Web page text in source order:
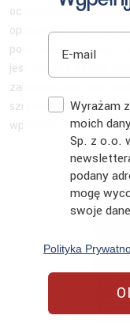
oczywiście pod
opakowaniowej
podstawowe, a więc w
jest sznurek jutowy
zależności od
sznurek jutowy
wplecionymi pomiędzy
E-mail
ZgodaWyrażam
moich
Sp. z o.o.
podany
mogę
swoje
Polityka